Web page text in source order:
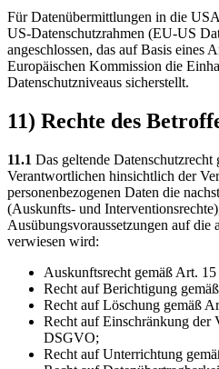
Für Datenübermittlungen in die
US-Datenschutzrahmen (EU-US
angeschlossen, das auf Basis eines
Europäischen Kommission die
Datenschutzniveaus sicherstellt.
11) Rechte des
11.1 Das geltende
Verantwortlichen hinsichtlich der
personenbezogenen Daten die
(Auskunfts- und
Ausübungsvoraussetzungen auf die
verwiesen wird:
Auskunftsrecht gemäß Art.
Recht auf Berichtigung
Recht auf Löschung gemäß
Recht auf Einschränkung der
DSGVO;
Recht auf Unterrichtung